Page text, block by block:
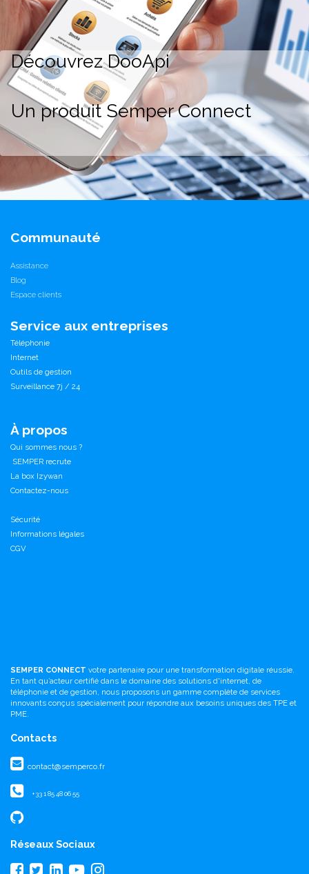
Découvrez DooApi
Un produit Semper Connect
Communauté
Assistance
Blog
Espace clients
Service aux entreprises
Téléphonie
Internet
Outils de gestion
Surveillance 7j / 24
À propos
Qui sommes nous ?
SEMPER recrute
La box Izywan
Contactez-nous
Sécurité
Informations légales
CGV
SEMPER CONNECT votre partenaire pour une transformation digitale réussie.
En tant qu’acteur certifié dans le domaine des solutions d'internet, de
téléphonie et de gestion, nous proposons un gamme complète de services
innovants conçus spécialement pour répondre aux besoins uniques des TPE et
PME.
Contacts
contact@semperco.fr
+33 1 85 48 06 55
Réseaux Sociaux